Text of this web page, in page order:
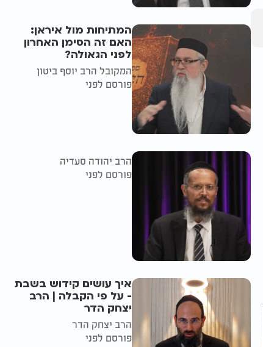
המתיחות מול איראן:
האם זה הסימן האחרון
לפני הגאולה?
המקובל הרב יוסף ביטון
פורסם לפני
הרב יהודה סעדיה
פורסם לפני
איך עושים קידוש בשבת
- על פי הקבלה | הרב
יצחק הדר
הרב יצחק הדר
פורסם לפני